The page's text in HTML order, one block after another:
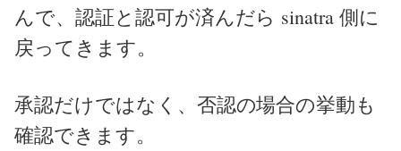
んで、認証と認可が済んだら sinatra 側に
戻ってきます。
承認だけではなく、否認の場合の挙動も
確認できます。